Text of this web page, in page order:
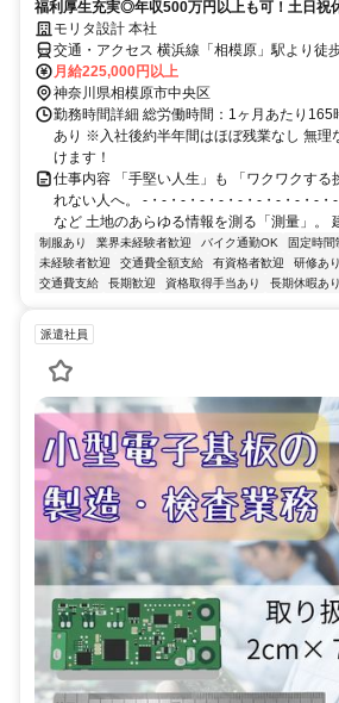
福利厚生充実◎年収500万円以上も可！土日祝
モリタ設計 本社
交通・アクセス 横浜線「相模原」駅より徒
勤OK／交通費全額支給
月給225,000円以上
神奈川県相模原市中央区
勤務時間詳細 総労働時間：1ヶ月あたり
あり ※入社後約半年間はほぼ残業なし 無理
けます！
仕事内容 「手堅い人生」も 「ワクワクする
れない人へ。 -・-・-・-・-・-・-・-・-・-・
など 土地のあらゆる情報を測る「測量」。
制服あり 業界未経験者歓迎 バイク通勤OK 固定時間
未経験者歓迎
交通費全額支給 有資格者歓迎 研修あり
交通費支給
長期歓迎 資格取得手当あり 長期休暇あり
派遣社員